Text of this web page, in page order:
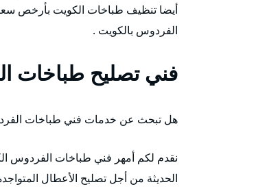
أيضا تنظيف طباخات الكويت بأرخص
الفردوس بالكويت .
فني تصليح طباخات
هل تبحث عن خدمات فني طباخات
نقدم لكم أمهر فني طباخات الفردوس
الحديثة من أجل تصليح الأعطال